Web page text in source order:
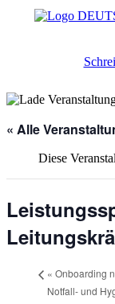
« Alle
Diese
« Onboarding
Notfall- und